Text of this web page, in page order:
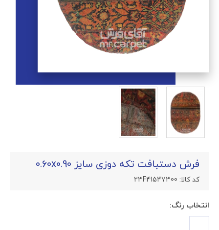
فرش دستبافت تکه دوزی سایز 0.60x0.90
کد کالا: 23F41547300
انتخاب رنگ: